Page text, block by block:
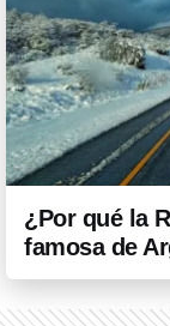
¿Por qué la
famosa de